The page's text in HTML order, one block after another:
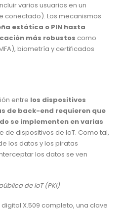
varios usuarios en un
conectado). Los mecanismos
estática o PIN hasta
más robustos como
biometría y certificados
entre los dispositivos
de back-end requieren que
se implementen en varias
de dispositivos de IoT. Como tal,
los datos y los piratas
los datos se ven
de IoT (PKI)
X.509 completo, una clave